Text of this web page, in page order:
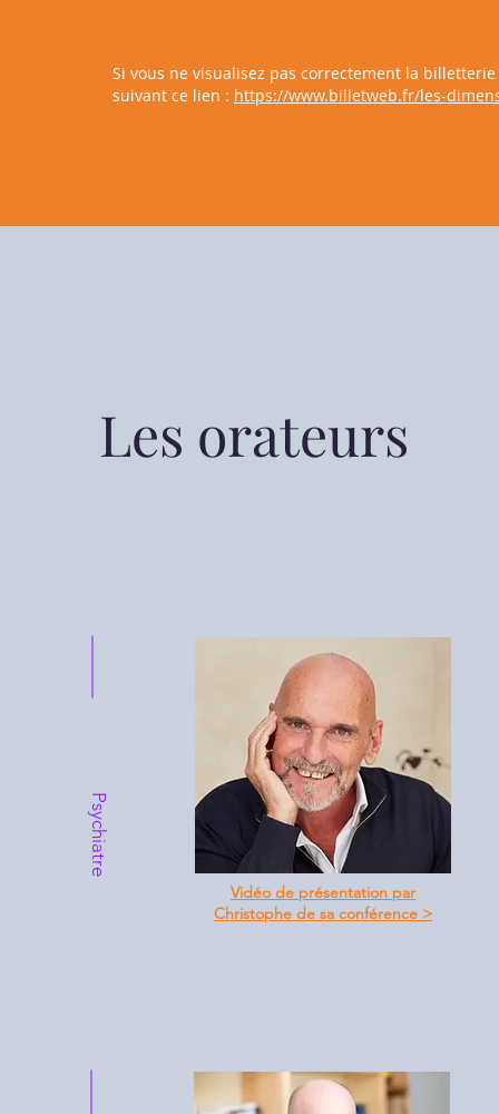
Les orateurs
Psychiatre
Vidéo de présentation par
Christophe de sa conférence >
Si vous ne visualisez pas correctement la
suivant ce lien : https://www.billetweb.fr/les-